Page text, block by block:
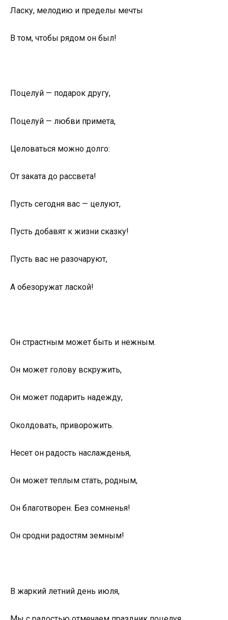
Ласку, мелодию и пределы мечты
В том, чтобы рядом он был!
Поцелуй — подарок другу,
Поцелуй — любви примета,
Целоваться можно долго:
От заката до рассвета!
Пусть сегодня вас — целуют,
Пусть добавят к жизни сказку!
Пусть вас не разочаруют,
А обезоружат лаской!
Он страстным может быть и нежным.
Он может голову вскружить,
Он может подарить надежду,
Околдовать, приворожить.
Несет он радость наслажденья,
Он может теплым стать, родным,
Он благотворен. Без сомненья!
Он сродни радостям земным!
В жаркий летний день июля,